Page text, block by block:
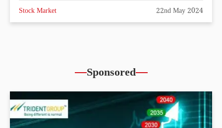
Stock Market 22nd May 2024
Sponsored